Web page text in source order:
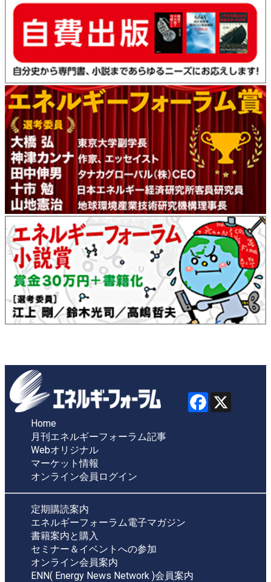
Home
月刊エネルギーフォーラム記事
Webオリジナル
マーケット情報
オンライン会員ログイン
定期購読案内
エネルギーフォーラム電子マガジン
書籍案内と購入
セミナー＆イベントへの参加
オンライン会員案内
ENN( Energy News Network )会員案内